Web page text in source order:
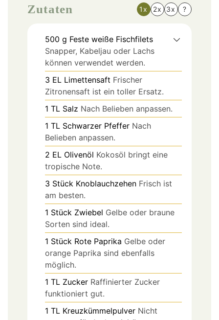
Zutaten 1x 2x 3x ?
500 g Feste weiße Fischfilets
Snapper, Kabeljau oder Lachs
können verwendet werden.
3 EL Limettensaft Frischer
Zitronensaft ist ein toller Ersatz.
1 TL Salz Nach Belieben anpassen.
1 TL Schwarzer Pfeffer Nach
Belieben anpassen.
2 EL Olivenöl Kokosöl bringt eine
tropische Note.
3 Stück Knoblauchzehen Frisch ist
am besten.
1 Stück Zwiebel Gelbe oder braune
Sorten sind ideal.
1 Stück Rote Paprika Gelbe oder
orange Paprika sind ebenfalls
möglich.
1 TL Zucker Raffinierter Zucker
funktioniert gut.
1 TL Kreuzkümmelpulver Nicht